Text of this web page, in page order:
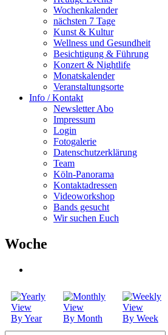
Wochenkalender
nächsten 7 Tage
Kunst & Kultur
Wellness und Gesundheit
Besichtigung & Führung
Konzert & Nightlife
Monatskalender
Veranstaltungsorte
Info / Kontakt
Newsletter Abo
Impressum
Login
Fotogalerie
Datenschutzerklärung
Team
Köln-Panorama
Kontaktadressen
Videoworkshop
Bands gesucht
Wir suchen Euch
Woche
By Year By Month By Week